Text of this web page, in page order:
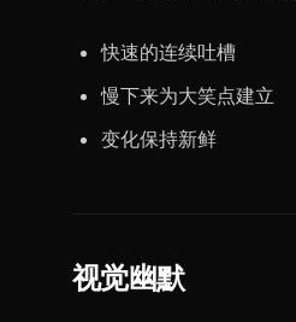
快速的连续吐槽
慢下来为大笑点建立
变化保持新鲜
视觉幽默